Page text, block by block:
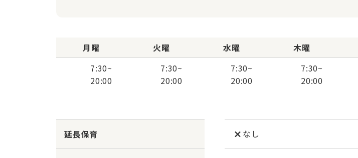
月曜
7:30~
20:00
火曜
7:30~
20:00
水曜
7:30~
20:00
木曜
7:30~
20:00
延長保育 なし